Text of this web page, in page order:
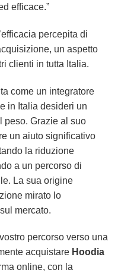
efficace.”
percepita di
un aspetto
clienti in tutta Italia.
come un integratore
in Italia desideri un
peso. Grazie al suo
un aiuto significativo
la riduzione
a un percorso di
La sua origine
mirato lo
mercato.
percorso verso una
acquistare Hoodia
online, con la